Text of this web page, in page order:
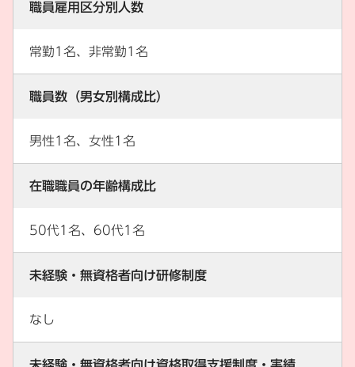
職員雇用区分別人数
常勤1名、非常勤1名
職員数（男女別構成比）
男性1名、女性1名
在職職員の年齢構成比
50代1名、60代1名
未経験・無資格者向け研修制度
なし